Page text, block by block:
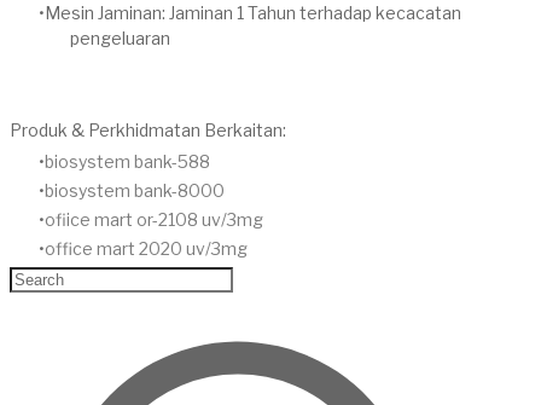
Mesin Jaminan: Jaminan 1 Tahun terhadap kecacatan
pengeluaran
Produk & Perkhidmatan Berkaitan:
biosystem bank-588
biosystem bank-8000
ofiice mart or-2108 uv/3mg
office mart 2020 uv/3mg